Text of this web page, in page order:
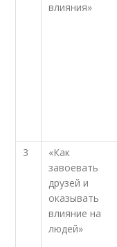
влияния»
3
«Как
завоевать
друзей и
оказывать
влияние на
людей»